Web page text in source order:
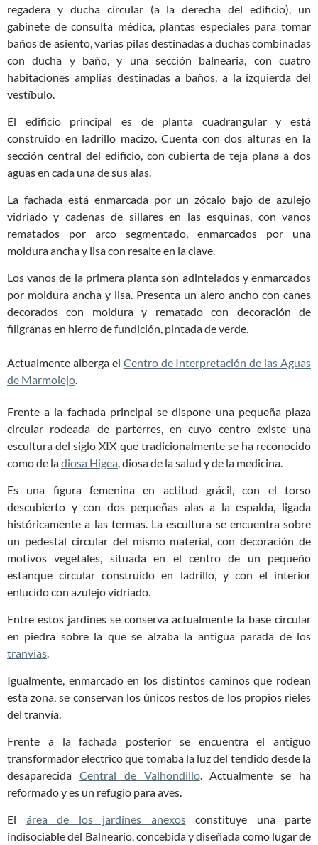
regadera y ducha circular (a la derecha del edificio), un
gabinete de consulta médica, plantas especiales para tomar
baños de asiento, varias pilas destinadas a duchas combinadas
con ducha y baño, y una sección balnearia, con cuatro
habitaciones amplias destinadas a baños, a la izquierda del
vestíbulo.
El edificio principal es de planta cuadrangular y está
construido en ladrillo macizo. Cuenta con dos alturas en la
sección central del edificio, con cubierta de teja plana a dos
aguas en cada una de sus alas.
La fachada está enmarcada por un zócalo bajo de azulejo
vidriado y cadenas de sillares en las esquinas, con vanos
rematados por arco segmentado, enmarcados por una
moldura ancha y lisa con resalte en la clave.
Los vanos de la primera planta son adintelados y enmarcados
por moldura ancha y lisa. Presenta un alero ancho con canes
decorados con moldura y rematado con decoración de
filigranas en hierro de fundición, pintada de verde.
Actualmente alberga el Centro de Interpretación de las Aguas
de Marmolejo.
Frente a la fachada principal se dispone una pequeña plaza
circular rodeada de parterres, en cuyo centro existe una
escultura del siglo XIX que tradicionalmente se ha reconocido
como de ladiosa Higea, diosa de la salud y de la medicina.
Es una figura femenina en actitud grácil, con el torso
descubierto y con dos pequeñas alas a la espalda, ligada
históricamente a las termas. La escultura se encuentra sobre
un pedestal circular del mismo material, con decoración de
motivos vegetales, situada en el centro de un pequeño
estanque circular construido en ladrillo, y con el interior
enlucido con azulejo vidriado.
Entre estos jardines se conserva actualmente la base circular
en piedra sobre la que se alzaba la antigua parada de los
tranvías.
Igualmente, enmarcado en los distintos caminos que rodean
esta zona, se conservan los únicos restos de los propios rieles
del tranvía.
Frente a la fachada posterior se encuentra el antiguo
transformador electrico que tomaba la luz del tendido desde la
desaparecida Central de Valhondillo. Actualmente se ha
reformado y es un refugio para aves.
El área de los jardines anexosconstituye una parte
indisociable del Balneario, concebida y diseñada como lugar de